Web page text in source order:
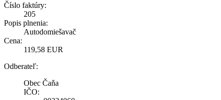
Číslo faktúry:
205
Popis plnenia:
Autodomiešavač
Cena:
119,58 EUR
Odberateľ:
Obec Čaňa
IČO: